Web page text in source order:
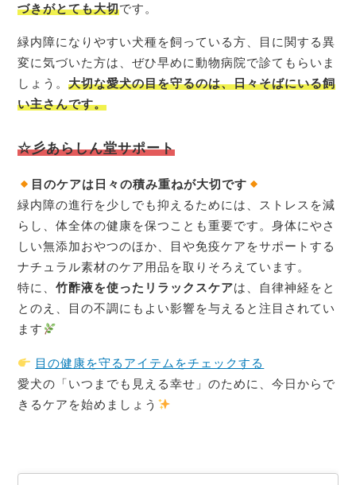
づきがとても大切です。
緑内障になりやすい犬種を飼っている方、目に関する異
変に気づいた方は、ぜひ早めに動物病院で診てもらいま
しょう。大切な愛犬の目を守るのは、日々そばにいる飼
い主さんです。
☆彡あらしん堂サポート
目のケアは日々の積み重ねが大切です
緑内障の進行を少しでも抑えるためには、ストレスを減
らし、体全体の健康を保つことも重要です。身体にやさ
しい無添加おやつのほか、目や免疫ケアをサポートする
ナチュラル素材のケア用品を取りそろえています。
特に、竹酢液を使ったリラックスケアは、自律神経をと
とのえ、目の不調にもよい影響を与えると注目されてい
ます
目の健康を守るアイテムをチェックする
愛犬の「いつまでも見える幸せ」のために、今日からで
きるケアを始めましょう